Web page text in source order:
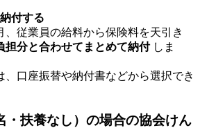
付する
、従業員の給料から保険料を天引き
担分と合わせてまとめて納付しま
、口座振替や納付書などから選択でき
・扶養なし）の場合の協会けん